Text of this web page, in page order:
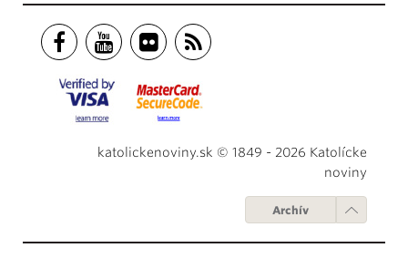
katolickenoviny.sk © 1849 - 2026 Katolícke
noviny
Archív